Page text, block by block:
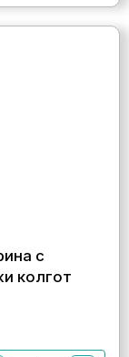
с
колгот